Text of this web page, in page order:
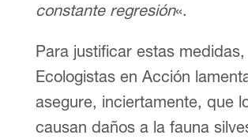
constante regresión«.
Para justificar estas medidas,
Ecologistas en Acción
asegure, inciertamente, que
causan daños a la fauna